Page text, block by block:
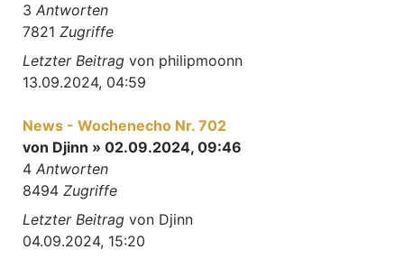
3 Antworten
7821 Zugriffe
Letzter Beitrag von philipmoonn
13.09.2024, 04:59
News - Wochenecho Nr. 702
von Djinn » 02.09.2024, 09:46
4 Antworten
8494 Zugriffe
Letzter Beitrag von Djinn
04.09.2024, 15:20